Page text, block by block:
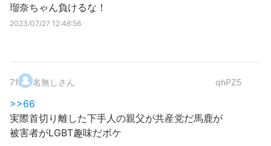
瑠奈ちゃん負けるな！
2023/07/27 12:46:56
71. 名無しさん qhPZ5
>>66
実際首切り離した下手人の親父が共産党だ馬鹿が
被害者がLGBT趣味だボケ